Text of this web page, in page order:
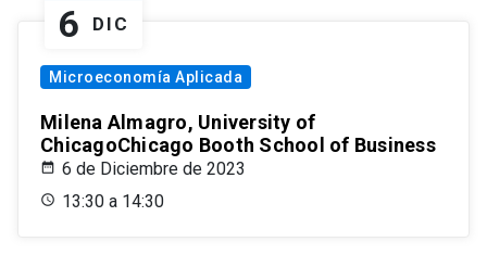
6 DIC
Microeconomía Aplicada
Milena Almagro, University of
ChicagoChicago Booth School of Business
6 de Diciembre de 2023
13:30 a 14:30